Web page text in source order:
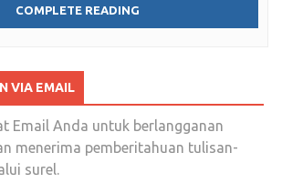
COMPLETE READING
VIA EMAIL
Email Anda untuk berlangganan
menerima pemberitahuan tulisan-
surel.